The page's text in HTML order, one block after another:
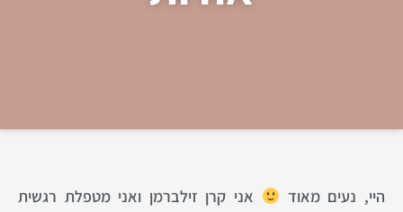
היי, נעים מאוד
אני קרן זילברמן ואני מטפלת רגשית